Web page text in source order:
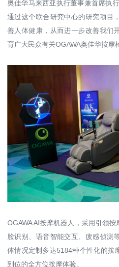
奥佳华马来西亚执行董事兼首席执
通过这个联合研究中心的研究项目
善人体健康，从而进一步改善我们
育广大民众有关OGAWA奥佳华按摩
OGAWA AI按摩机器人，采用引领
脸识别、语音智能交互、疲感侦测
体情况定制多达5184种个性化的按
到位的全方位按摩体验。